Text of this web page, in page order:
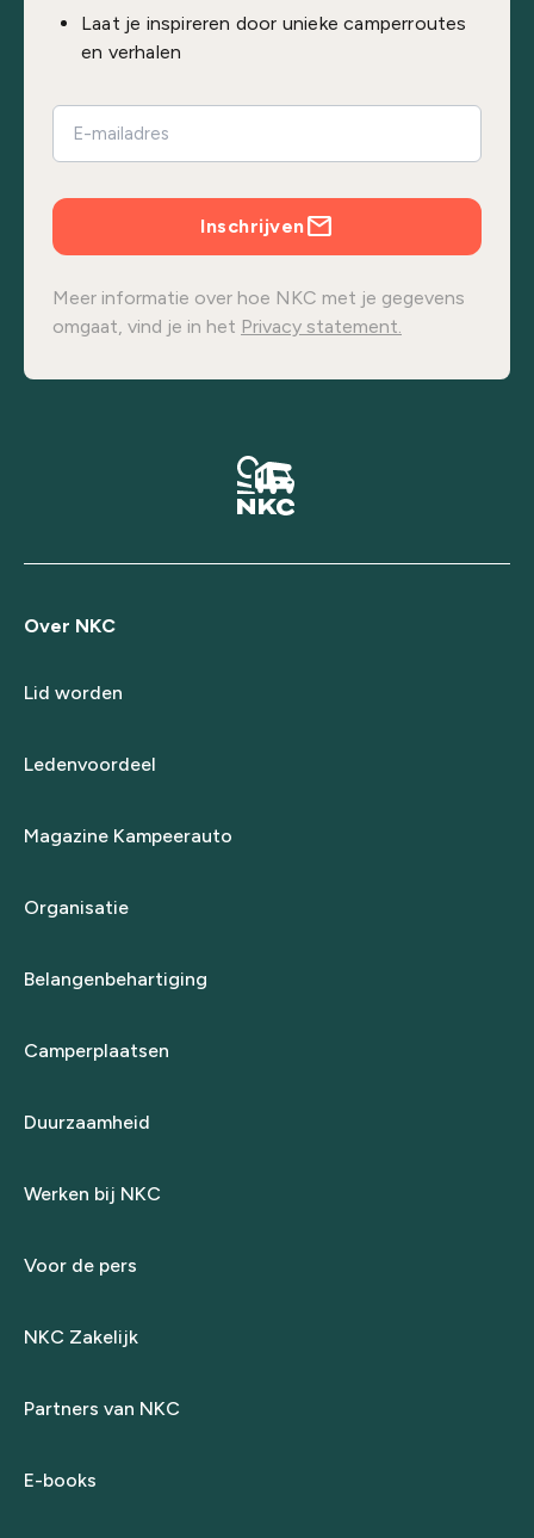
Laat je inspireren door unieke camperroutes
en verhalen
Inschrijven
Meer informatie over hoe NKC met je gegevens
omgaat, vind je in het Privacy statement.
Over NKC
Lid worden
Ledenvoordeel
Magazine Kampeerauto
Organisatie
Belangenbehartiging
Camperplaatsen
Duurzaamheid
Werken bij NKC
Voor de pers
NKC Zakelijk
Partners van NKC
E-books